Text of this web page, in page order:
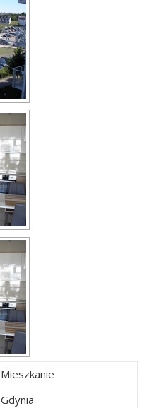
Mieszkanie
Gdynia